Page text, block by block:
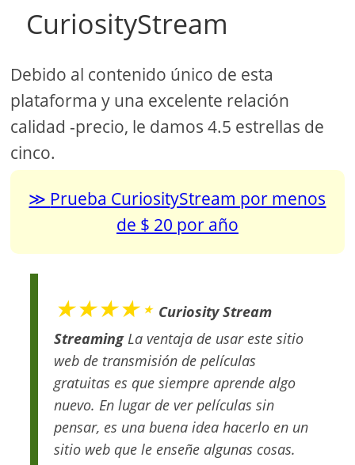
CuriosityStream
Debido al contenido único de esta
plataforma y una excelente relación
calidad -precio, le damos 4.5 estrellas de
cinco.
Prueba CuriosityStream por menos
de $ 20 por año
★★★★⋆ Curiosity Stream
StreamingLa ventaja de usar este sitio
web de transmisión de películas
gratuitas es que siempre aprende algo
nuevo. En lugar de ver películas sin
pensar, es una buena idea hacerlo en un
sitio web que le enseñe algunas cosas.